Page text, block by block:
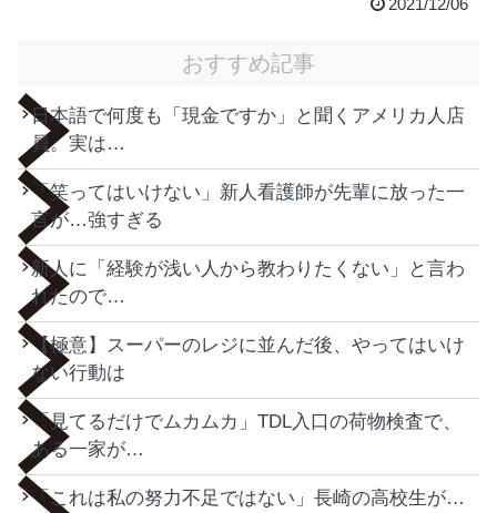
おすすめ記事
日本語で何度も「現金ですか」と聞くアメリカ人店
員。実は…
「笑ってはいけない」新人看護師が先輩に放った一
言が…強すぎる
新人に「経験が浅い人から教わりたくない」と言わ
れたので…
【極意】スーパーのレジに並んだ後、やってはいけ
ない行動は
「見てるだけでムカムカ」TDL入口の荷物検査で、
ある一家が…
「これは私の努力不足ではない」長崎の高校生が…